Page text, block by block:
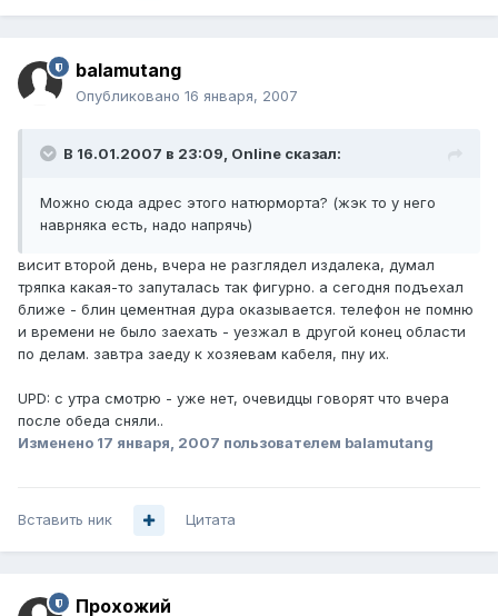
balamutang
Опубликовано 16 января, 2007
В 16.01.2007 в 23:09, Online сказал:
Можно сюда адрес этого натюрморта? (жэк то у него
наврняка есть, надо напрячь)
висит второй день, вчера не разглядел издалека, думал
тряпка какая-то запуталась так фигурно. а сегодня подъехал
ближе - блин цементная дура оказывается. телефон не помню
и времени не было заехать - уезжал в другой конец области
по делам. завтра заеду к хозяевам кабеля, пну их.
UPD: с утра смотрю - уже нет, очевидцы говорят что вчера
после обеда сняли..
Изменено 17 января, 2007 пользователем balamutang
Вставить ник Цитата
Прохожий